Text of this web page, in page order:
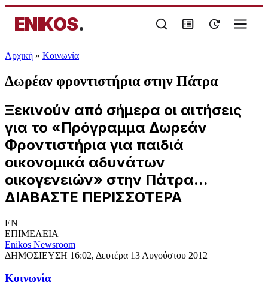
ENIKOS.
Αρχική » Κοινωνία
Δωρέαν φροντιστήρια στην Πάτρα
Ξεκινούν από σήμερα οι αιτήσεις
για το «Πρόγραμμα Δωρεάν
Φροντιστήρια για παιδιά
οικονομικά αδυνάτων
οικογενειών» στην Πάτρα...
ΔΙΑΒΑΣΤΕ ΠΕΡΙΣΣΟΤΕΡΑ
EN
ΕΠΙΜΕΛΕΙΑ
Enikos Newsroom
ΔΗΜΟΣΙΕΥΣΗ 16:02, Δευτέρα 13 Αυγούστου 2012
Κοινωνία